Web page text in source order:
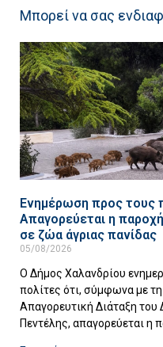
Μπορεί να σας
Ενημέρωση προς τους
Απαγορεύεται η
σε ζώα άγριας πανίδας
05/08/2026
Ο Δήμος Χαλανδρίου
πολίτες ότι, σύμφωνα με
Απαγορευτική Διάταξη του
Πεντέλης, απαγορεύεται η